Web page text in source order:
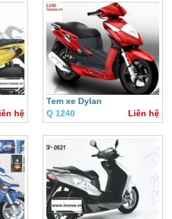
hệ
Tem xe Dylan
Q 1240
Liên hệ